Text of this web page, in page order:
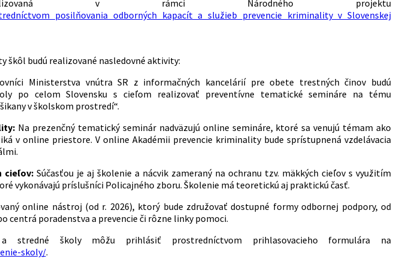
v rámci Národného projektu
posilňovania odborných kapacít a služieb prevencie kriminality v Slovenskej
škôl budú realizované nasledovné aktivity:
Ministerstva vnútra SR z informačných kancelárií pre obete trestných činovbudú
po celom Slovensku s cieľom realizovať preventívne tematické semináre na tému
v školskom prostredí“.
Na prezenčný tematický seminár nadväzujú online semináre, ktoré sa venujú témam ako
v online priestore. V online Akadémii prevencie kriminality bude sprístupnená vzdelávacia
cieľov:Súčasťou je aj školenie a nácvik zameraný na ochranu tzv. mäkkých cieľov s využitím
vykonávajú príslušníci Policajného zboru. Školenie má teoretickú aj praktickú časť.
online nástroj (od r. 2026), ktorý bude združovať dostupné formy odbornej podpory, od
centrá poradenstva a prevencie či rôzne linky pomoci.
školy môžu prihlásiť prostredníctvom prihlasovacieho formulára na
skoly/.